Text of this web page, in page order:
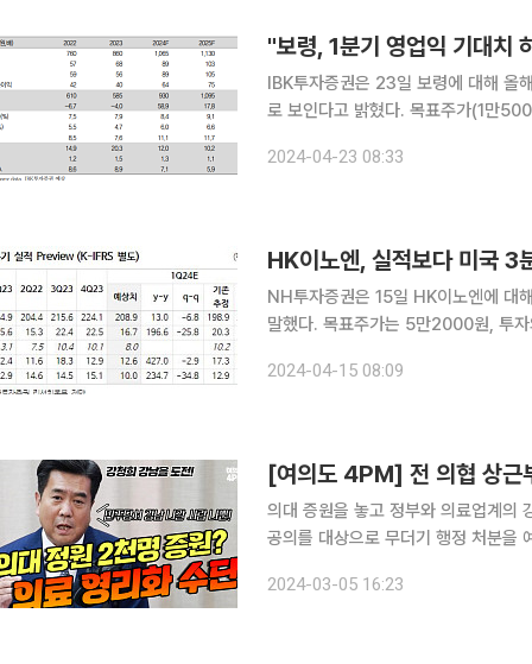
"보령, 1분기 영업익 기대치
IBK투자증권은 23일 보령에 대해 올
로 보인다고 밝혔다. 목표주가(1만5000원)와 투
늘어난 175억 원으로, 매출액은 컨센
2024-04-23 08:33
HK이노엔, 실적보다 미국 3
NH투자증권은 15일 HK이노엔에 대
말했다. 목표주가는 5만2000원, 투자의견은 매수로 유지
과 경쟁사 영업 파트너사 추가(종근당
2024-04-15 08:09
[여의도 4PM] 전 의협 상근
의대 증원을 놓고 정부와 의료업계의 강대강
공의를 대상으로 무더기 행정 처분을
요? 속풀이 정치 토크쇼 '여의도
2024-03-05 16:23